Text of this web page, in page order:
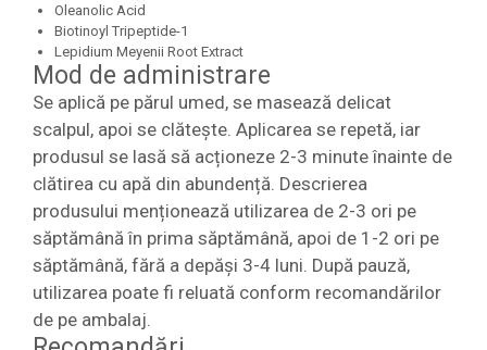
Oleanolic Acid
Biotinoyl Tripeptide-1
Lepidium Meyenii Root Extract
Mod de administrare
Se aplică pe părul umed, se masează delicat
scalpul, apoi se clătește. Aplicarea se repetă, iar
produsul se lasă să acționeze 2-3 minute înainte de
clătirea cu apă din abundență. Descrierea
produsului menționează utilizarea de 2-3 ori pe
săptămână în prima săptămână, apoi de 1-2 ori pe
săptămână, fără a depăși 3-4 luni. După pauză,
utilizarea poate fi reluată conform recomandărilor
de pe ambalaj.